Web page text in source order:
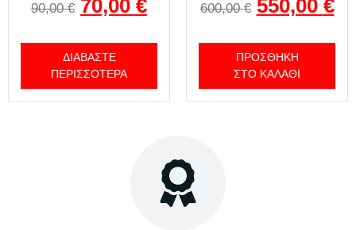
90,00€ 70,00 €
ΔΙΑΒΆΣΤΕ
ΠΕΡΙΣΣΌΤΕΡΑ
600,00€ 550,00 €
ΠΡΟΣΘΉΚΗ
ΣΤΟ ΚΑΛΆΘΙ